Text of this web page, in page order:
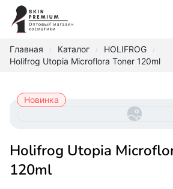
Главная / Каталог / HOLIFROG /
Holifrog Utopia Microflora Toner 120ml
Новинка
Holifrog Utopia Microflora Toner
120ml